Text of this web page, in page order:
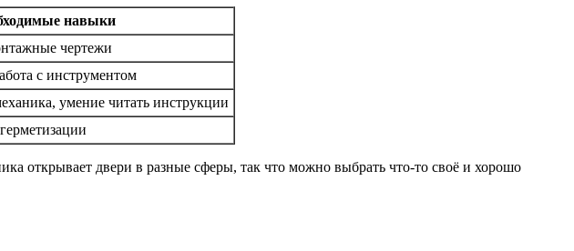
навыки
чертежи
с инструментом
умение читать инструкции
открывает двери в разные сферы, так что можно выбрать что-то своё и хорошо